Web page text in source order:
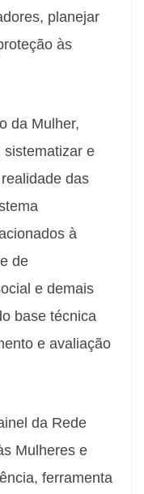
planejar
às
da Mulher,
sistematizar e
das
à
de
e demais
base técnica
e avaliação
da Rede
Mulheres e
ferramenta